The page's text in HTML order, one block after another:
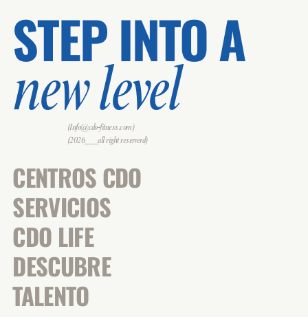
STEP INTO A
new level
(Info@cdo-fitness.com)
(2026___all right reserverd)
CENTROS CDO
SERVICIOS
CDO LIFE
DESCUBRE
TALENTO